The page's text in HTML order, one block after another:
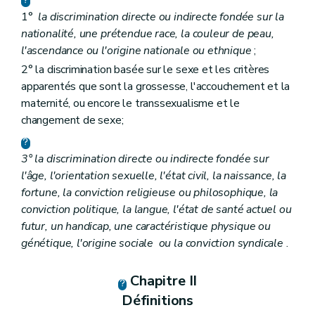
1° la discrimination directe ou indirecte fondée sur la
nationalité, une prétendue race, la couleur de peau,
l'ascendance ou l'origine nationale ou ethnique;
2° la discrimination basée sur le sexe et les critères
apparentés que sont la grossesse, l'accouchement et la
maternité, ou encore le transsexualisme et le
changement de sexe;
3° la discrimination directe ou indirecte fondée sur
l'âge, l'orientation sexuelle, l'état civil, la naissance, la
fortune, la conviction religieuse ou philosophique, la
conviction politique, la langue, l'état de santé actuel ou
futur, un handicap, une caractéristique physique ou
génétique, l'origine sociale ou la conviction syndicale .
Chapitre II
Définitions